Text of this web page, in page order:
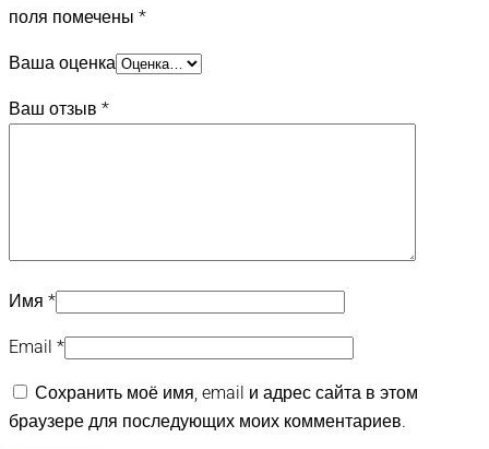
поля помечены *
Ваша оценка
Ваш отзыв *
Имя *
Email *
Сохранить моё имя, email и адрес сайта в этом
браузере для последующих моих комментариев.